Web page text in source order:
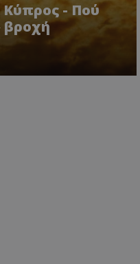
Κύπρος - Πού
βροχή